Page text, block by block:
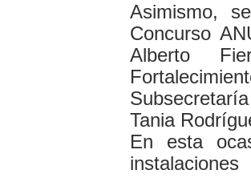
Asimismo,
Concurso
Alberto
Tania
En esta